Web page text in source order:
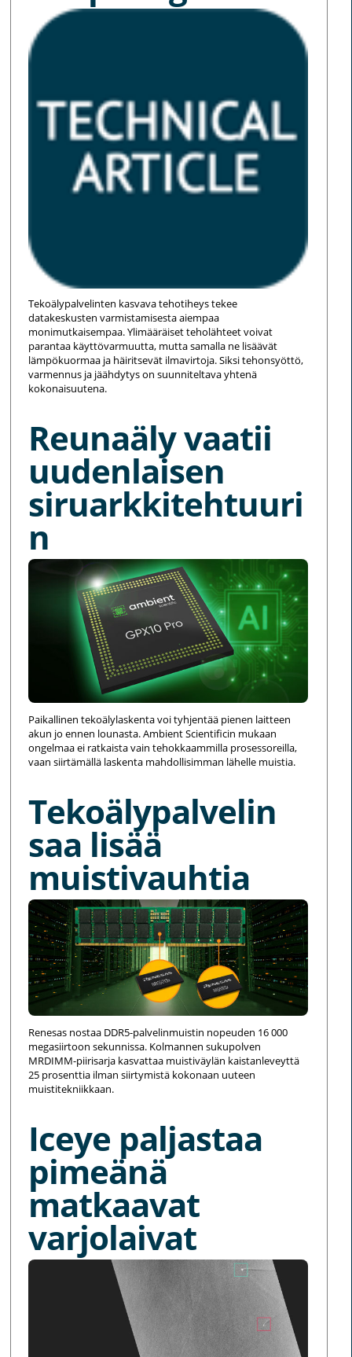
Tekoälypalvelinten kasvava tehotiheys tekee
datakeskusten varmistamisesta aiempaa
monimutkaisempaa. Ylimääräiset teholähteet voivat
parantaa käyttövarmuutta, mutta samalla ne lisäävät
lämpökuormaa ja häiritsevät ilmavirtoja. Siksi tehonsyöttö,
varmennus ja jäähdytys on suunniteltava yhtenä
kokonaisuutena.
Reunaäly vaatii
uudenlaisen
siruarkkitehtuuri
n
Paikallinen tekoälylaskenta voi tyhjentää pienen laitteen
akun jo ennen lounasta. Ambient Scientificin mukaan
ongelmaa ei ratkaista vain tehokkaammilla prosessoreilla,
vaan siirtämällä laskenta mahdollisimman lähelle muistia.
Tekoälypalvelin
saa lisää
muistivauhtia
Renesas nostaa DDR5-palvelinmuistin nopeuden 16 000
megasiirtoon sekunnissa. Kolmannen sukupolven
MRDIMM-piirisarja kasvattaa muistiväylän kaistanleveyttä
25 prosenttia ilman siirtymistä kokonaan uuteen
muistitekniikkaan.
Iceye paljastaa
pimeänä
matkaavat
varjolaivat